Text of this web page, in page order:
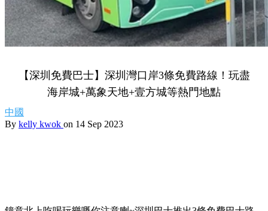
【深圳免費巴士】深圳灣口岸3條免費路線！玩盡
海岸城+萬象天地+壹方城等熱門地點
中國
By kelly kwok on 14 Sep 2023